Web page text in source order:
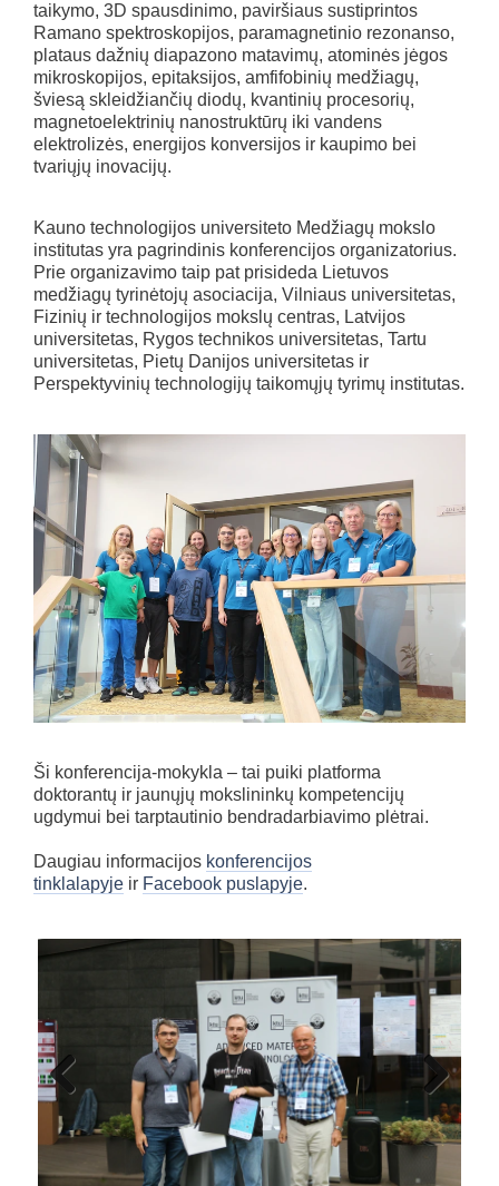
taikymo, 3D spausdinimo, paviršiaus sustiprintos
Ramano spektroskopijos, paramagnetinio rezonanso,
plataus dažnių diapazono matavimų, atominės jėgos
mikroskopijos, epitaksijos, amfifobinių medžiagų,
šviesą skleidžiančių diodų, kvantinių procesorių,
magnetoelektrinių nanostruktūrų iki vandens
elektrolizės, energijos konversijos ir kaupimo bei
tvariųjų inovacijų.
Kauno technologijos universiteto Medžiagų mokslo
institutas yra pagrindinis konferencijos organizatorius.
Prie organizavimo taip pat prisideda Lietuvos
medžiagų tyrinėtojų asociacija, Vilniaus universitetas,
Fizinių ir technologijos mokslų centras, Latvijos
universitetas, Rygos technikos universitetas, Tartu
universitetas, Pietų Danijos universitetas ir
Perspektyvinių technologijų taikomųjų tyrimų institutas.
Ši konferencija-mokykla – tai puiki platforma
doktorantų ir jaunųjų mokslininkų kompetencijų
ugdymui bei tarptautinio bendradarbiavimo plėtrai.
Daugiau informacijos konferencijos
tinklalapyje ir Facebook puslapyje.
Previ
ous
Next